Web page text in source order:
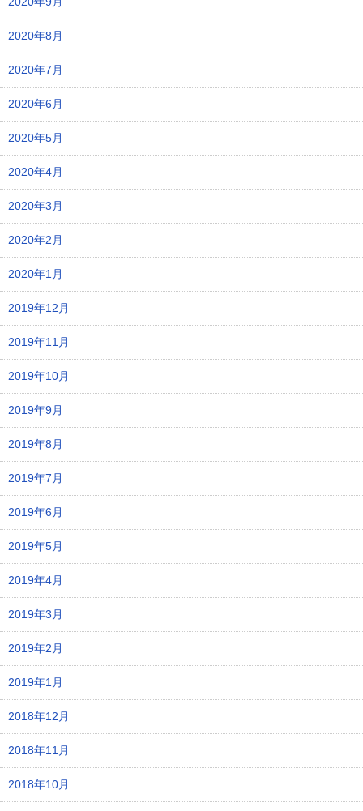
2020年8月
2020年7月
2020年6月
2020年5月
2020年4月
2020年3月
2020年2月
2020年1月
2019年12月
2019年11月
2019年10月
2019年9月
2019年8月
2019年7月
2019年6月
2019年5月
2019年4月
2019年3月
2019年2月
2019年1月
2018年12月
2018年11月
2018年10月